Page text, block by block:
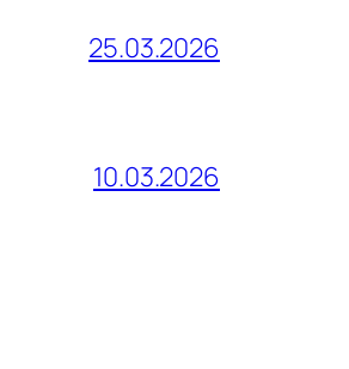
25.03.2026
10.03.2026